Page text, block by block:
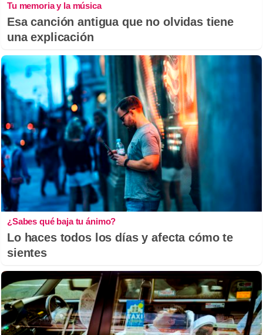
Tu memoria y la música
Esa canción antigua que no olvidas tiene
una explicación
¿Sabes qué baja tu ánimo?
Lo haces todos los días y afecta cómo te
sientes